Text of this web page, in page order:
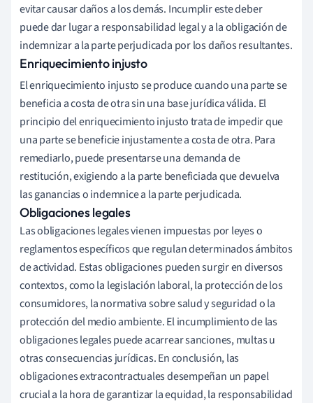
evitar causar daños a los demás. Incumplir este deber
puede dar lugar a responsabilidad legal y a la obligación de
indemnizar a la parte perjudicada por los daños resultantes.
Enriquecimiento injusto
El enriquecimiento injusto se produce cuando una parte se
beneficia a costa de otra sin una base jurídica válida. El
principio del enriquecimiento injusto trata de impedir que
una parte se beneficie injustamente a costa de otra. Para
remediarlo, puede presentarse una demanda de
restitución, exigiendo a la parte beneficiada que devuelva
las ganancias o indemnice a la parte perjudicada.
Obligaciones legales
Las obligaciones legales vienen impuestas por leyes o
reglamentos específicos que regulan determinados ámbitos
de actividad. Estas obligaciones pueden surgir en diversos
contextos, como la legislación laboral, la protección de los
consumidores, la normativa sobre salud y seguridad o la
protección del medio ambiente. El incumplimiento de las
obligaciones legales puede acarrear sanciones, multas u
otras consecuencias jurídicas. En conclusión, las
obligaciones extracontractuales desempeñan un papel
crucial a la hora de garantizar la equidad, la responsabilidad